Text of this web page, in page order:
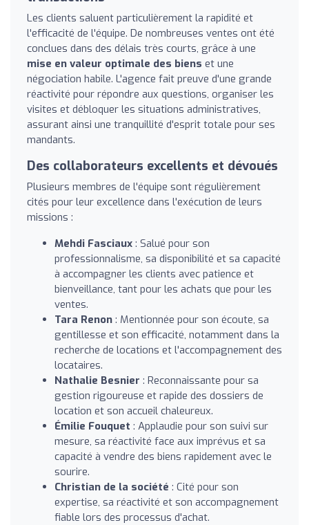
Les clients saluent particulièrement la rapidité et
l'efficacité de l'équipe. De nombreuses ventes ont été
conclues dans des délais très courts, grâce à une
mise en valeur optimale des biens et une
négociation habile. L'agence fait preuve d'une grande
réactivité pour répondre aux questions, organiser les
visites et débloquer les situations administratives,
assurant ainsi une tranquillité d'esprit totale pour ses
mandants.
Des collaborateurs excellents et dévoués
Plusieurs membres de l'équipe sont régulièrement
cités pour leur excellence dans l'exécution de leurs
missions :
Mehdi Fasciaux : Salué pour son
professionnalisme, sa disponibilité et sa capacité
à accompagner les clients avec patience et
bienveillance, tant pour les achats que pour les
ventes.
Tara Renon : Mentionnée pour son écoute, sa
gentillesse et son efficacité, notamment dans la
recherche de locations et l'accompagnement des
locataires.
Nathalie Besnier : Reconnaissante pour sa
gestion rigoureuse et rapide des dossiers de
location et son accueil chaleureux.
Émilie Fouquet : Applaudie pour son suivi sur
mesure, sa réactivité face aux imprévus et sa
capacité à vendre des biens rapidement avec le
sourire.
Christian de la société : Cité pour son
expertise, sa réactivité et son accompagnement
fiable lors des processus d'achat.